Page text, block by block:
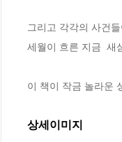
그리고 각각의 사건
세월이 흐른 지금  새
이 책이 작금 놀라운
상세이미지